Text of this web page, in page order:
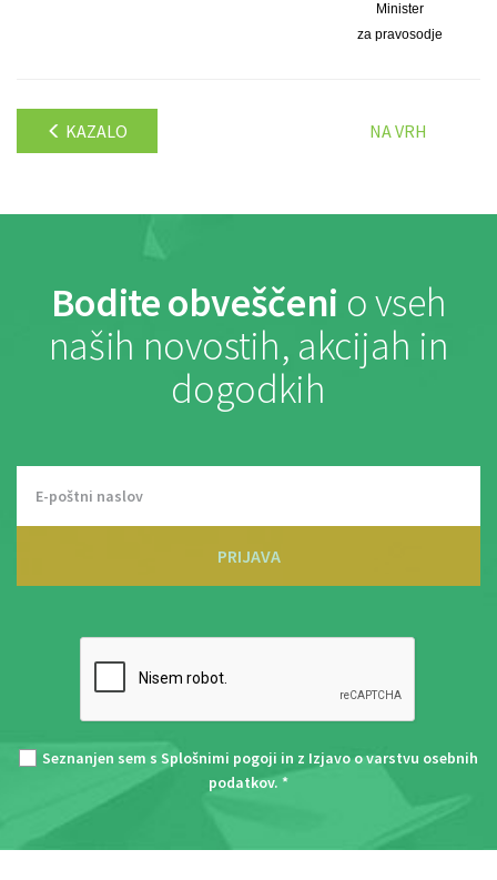
Minister
za pravosodje
KAZALO NA VRH
Bodite obveščeni o vseh
naših novostih, akcijah in
dogodkih
PRIJAVA
Seznanjen sem s Splošnimi pogoji in z Izjavo o varstvu osebnih
podatkov. *